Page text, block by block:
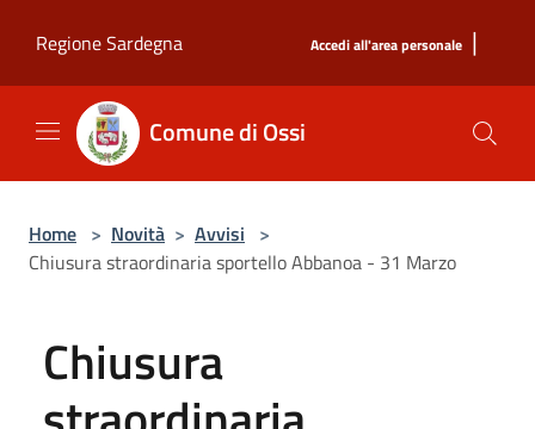
Regione Sardegna
Accedi all'area personale |
Comune di Ossi
Home > Novità > Avvisi >
Chiusura straordinaria sportello Abbanoa - 31 Marzo
Chiusura